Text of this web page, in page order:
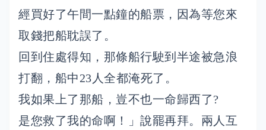
經買好了午間一點鐘的船票，因為等您來
取錢把船耽誤了。
回到住處得知，那條船行駛到半途被急浪
打翻，船中23人全都淹死了。
我如果上了那船，豈不也一命歸西了?
是您救了我的命啊！」說罷再拜。兩人互